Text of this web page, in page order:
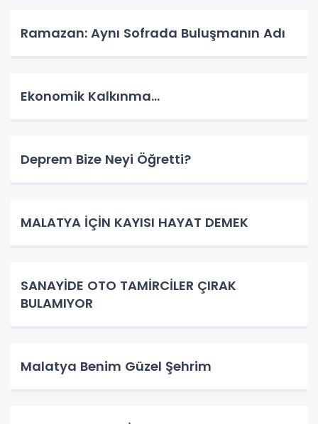
Ramazan: Aynı Sofrada Buluşmanın Adı
Ekonomik Kalkınma…
Deprem Bize Neyi Öğretti?
MALATYA İÇİN KAYISI HAYAT DEMEK
SANAYİDE OTO TAMİRCİLER ÇIRAK
BULAMIYOR
Malatya Benim Güzel Şehrim